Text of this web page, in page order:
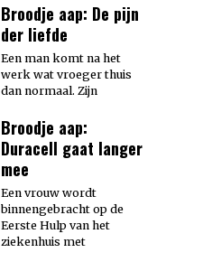
Broodje aap: De pijn
der liefde
Een man komt na het
werk wat vroeger thuis
dan normaal. Zijn
Broodje aap:
Duracell gaat langer
mee
Een vrouw wordt
binnengebracht op de
Eerste Hulp van het
ziekenhuis met